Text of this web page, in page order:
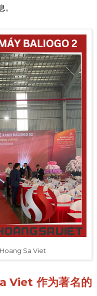
Sa Viet
Viet 作为著名的